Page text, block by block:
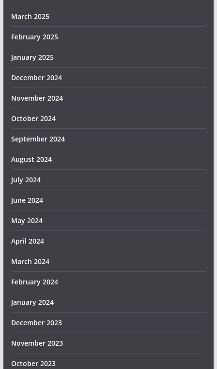
March 2025
February 2025
January 2025
December 2024
November 2024
October 2024
September 2024
August 2024
July 2024
June 2024
May 2024
April 2024
March 2024
February 2024
January 2024
December 2023
November 2023
October 2023